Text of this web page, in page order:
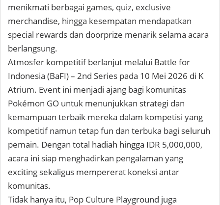
menikmati berbagai games, quiz, exclusive
merchandise, hingga kesempatan mendapatkan
special rewards dan doorprize menarik selama acara
berlangsung.
Atmosfer kompetitif berlanjut melalui Battle for
Indonesia (BaFI) – 2nd Series pada 10 Mei 2026 di K
Atrium. Event ini menjadi ajang bagi komunitas
Pokémon GO untuk menunjukkan strategi dan
kemampuan terbaik mereka dalam kompetisi yang
kompetitif namun tetap fun dan terbuka bagi seluruh
pemain. Dengan total hadiah hingga IDR 5,000,000,
acara ini siap menghadirkan pengalaman yang
exciting sekaligus mempererat koneksi antar
komunitas.
Tidak hanya itu, Pop Culture Playground juga